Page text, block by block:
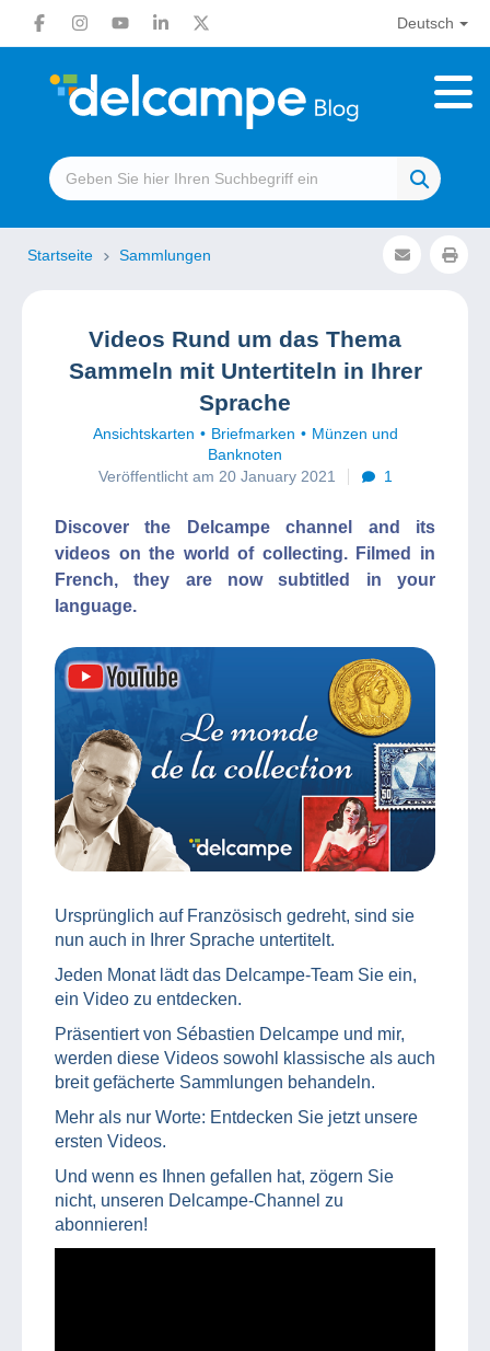
Deutsch
Startseite Sammlungen
Videos Rund um das Thema
Sammeln mit Untertiteln in Ihrer
Sprache
Ansichtskarten Briefmarken
Münzen und
Banknoten
Veröffentlicht am 20 January 2021
1
Discover the Delcampe channel and its
videos on the world of collecting. Filmed in
French, they are now subtitled in your
language.
Ursprünglich auf Französisch gedreht, sind sie
nun auch in Ihrer Sprache untertitelt.
Jeden Monat lädt das Delcampe-Team Sie ein,
ein Video zu entdecken.
Präsentiert von Sébastien Delcampe und mir,
werden diese Videos sowohl klassische als auch
breit gefächerte Sammlungen behandeln.
Mehr als nur Worte: Entdecken Sie jetzt unsere
ersten Videos.
Und wenn es Ihnen gefallen hat, zögern Sie
nicht, unseren Delcampe-Channel zu
abonnieren!